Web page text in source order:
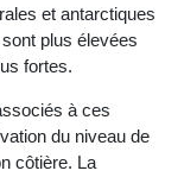
et antarctiques
plus élevées
fortes.
à ces
du niveau de
côtière. La